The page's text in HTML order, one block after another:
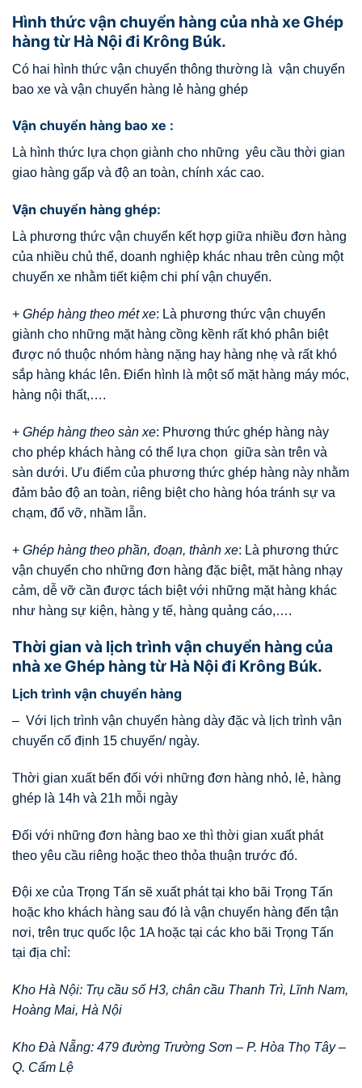
Hình thức vận chuyển hàng của nhà xe Ghép
hàng từ Hà Nội đi Krông Búk.
Có hai hình thức vận chuyển thông thường là vận chuyển
bao xe và vận chuyển hàng lẻ hàng ghép
Vận chuyển hàng bao xe :
Là hình thức lựa chọn giành cho những yêu cầu thời gian
giao hàng gấp và độ an toàn, chính xác cao.
Vận chuyển hàng ghép:
Là phương thức vận chuyển kết hợp giữa nhiều đơn hàng
của nhiều chủ thể, doanh nghiệp khác nhau trên cùng một
chuyến xe nhằm tiết kiệm chi phí vận chuyển.
+ Ghép hàng theo mét xe: Là phương thức vận chuyển
giành cho những mặt hàng cồng kềnh rất khó phân biệt
được nó thuộc nhóm hàng nặng hay hàng nhẹ và rất khó
sắp hàng khác lên. Điển hình là một số mặt hàng máy móc,
hàng nội thất,….
+ Ghép hàng theo sàn xe: Phương thức ghép hàng này
cho phép khách hàng có thể lựa chọn giữa sàn trên và
sàn dưới. Ưu điểm của phương thức ghép hàng này nhằm
đảm bảo độ an toàn, riêng biệt cho hàng hóa tránh sự va
chạm, đổ vỡ, nhầm lẫn.
+ Ghép hàng theo phần, đoạn, thành xe: Là phương thức
vận chuyển cho những đơn hàng đặc biệt, mặt hàng nhạy
cảm, dễ vỡ cần được tách biệt với những mặt hàng khác
như hàng sự kiện, hàng y tế, hàng quảng cáo,….
Thời gian và lịch trình vận chuyển hàng của
nhà xe Ghép hàng từ Hà Nội đi Krông Búk.
Lịch trình vận chuyển hàng
– Với lịch trình vận chuyển hàng dày đặc và lịch trình vận
chuyển cố định 15 chuyến/ ngày.
Thời gian xuất bến đối với những đơn hàng nhỏ, lẻ, hàng
ghép là 14h và 21h mỗi ngày
Đối với những đơn hàng bao xe thì thời gian xuất phát
theo yêu cầu riêng hoặc theo thỏa thuận trước đó.
Đội xe của Trọng Tấn sẽ xuất phát tại kho bãi Trọng Tấn
hoặc kho khách hàng sau đó là vận chuyển hàng đến tận
nơi, trên trục quốc lộc 1A hoặc tại các kho bãi Trọng Tấn
tại địa chỉ:
Kho Hà Nội: Trụ cầu số H3, chân cầu Thanh Trì, Lĩnh Nam,
Hoàng Mai, Hà Nội
Kho Đà Nẵng: 479 đường Trường Sơn – P. Hòa Thọ Tây –
Q. Cẩm Lệ